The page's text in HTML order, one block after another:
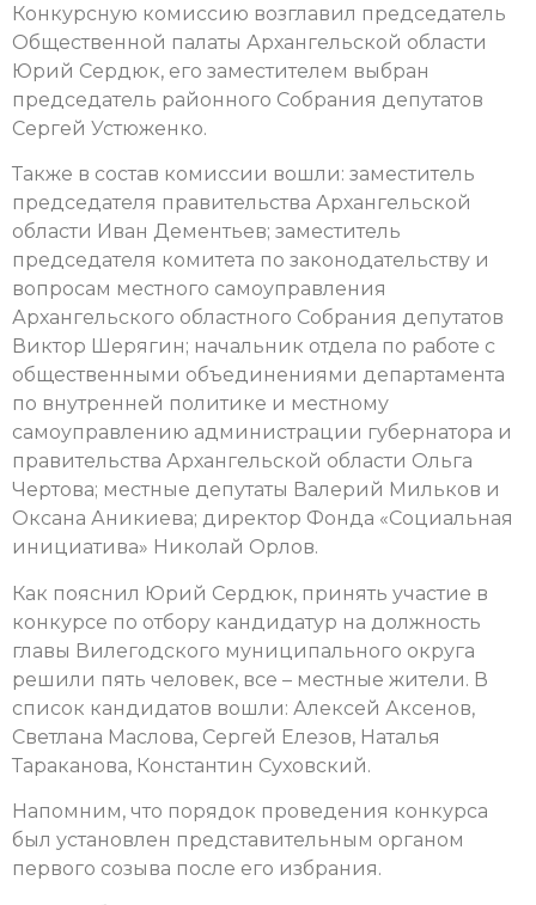
Конкурсную комиссию возглавил председатель
Общественной палаты Архангельской области
Юрий Сердюк, его заместителем выбран
председатель районного Собрания депутатов
Сергей Устюженко.
Также в состав комиссии вошли: заместитель
председателя правительства Архангельской
области Иван Дементьев; заместитель
председателя комитета по законодательству и
вопросам местного самоуправления
Архангельского областного Собрания депутатов
Виктор Шерягин; начальник отдела по работе с
общественными объединениями департамента
по внутренней политике и местному
самоуправлению администрации губернатора и
правительства Архангельской области Ольга
Чертова; местные депутаты Валерий Мильков и
Оксана Аникиева; директор Фонда «Социальная
инициатива» Николай Орлов.
Как пояснил Юрий Сердюк, принять участие в
конкурсе по отбору кандидатур на должность
главы Вилегодского муниципального округа
решили пять человек, все – местные жители. В
список кандидатов вошли: Алексей Аксенов,
Светлана Маслова, Сергей Елезов, Наталья
Тараканова, Константин Суховский.
Напомним, что порядок проведения конкурса
был установлен представительным органом
первого созыва после его избрания.